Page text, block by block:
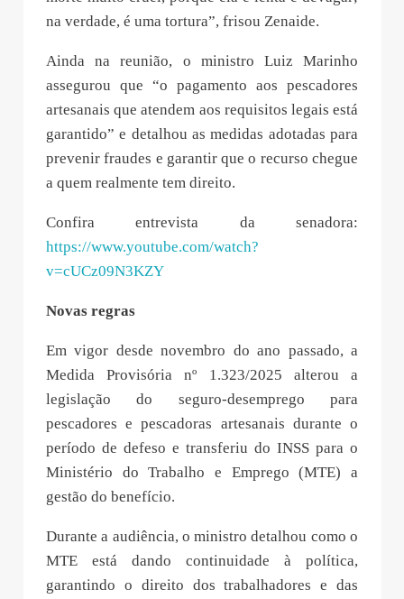
na verdade, é uma tortura”, frisou Zenaide.
Ainda na reunião, o ministro Luiz Marinho
assegurou que “o pagamento aos pescadores
artesanais que atendem aos requisitos legais está
garantido” e detalhou as medidas adotadas para
prevenir fraudes e garantir que o recurso chegue
a quem realmente tem direito.
Confira entrevista da senadora:
https://www.youtube.com/watch?
v=cUCz09N3KZY
Novas regras
Em vigor desde novembro do ano passado, a
Medida Provisória nº 1.323/2025 alterou a
legislação do seguro-desemprego para
pescadores e pescadoras artesanais durante o
período de defeso e transferiu do INSS para o
Ministério do Trabalho e Emprego (MTE) a
gestão do benefício.
Durante a audiência, o ministro detalhou como o
MTE está dando continuidade à política,
garantindo o direito dos trabalhadores e das